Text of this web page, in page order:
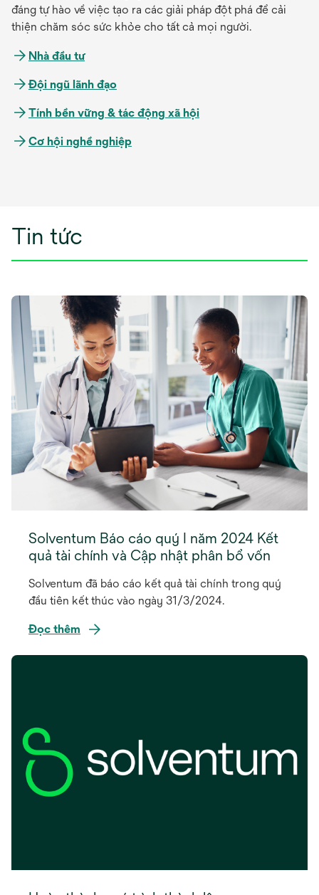
đáng tự hào về việc tạo ra các giải pháp đột phá để cải
thiện chăm sóc sức khỏe cho tất cả mọi người.
Nhà đầu tư
Đội ngũ lãnh đạo
Tính bền vững & tác động xã hội
Cơ hội nghề nghiệp
Tin tức
Solventum Báo cáo quý I năm 2024 Kết
quả tài chính và Cập nhật phân bổ vốn
Solventum đã báo cáo kết quả tài chính trong quý
đầu tiên kết thúc vào ngày 31/3/2024.
Đọc thêm
opens
tab